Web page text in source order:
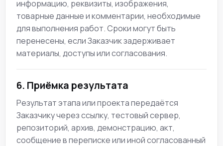
информацию, реквизиты, изображения,
товарные данные и комментарии, необходимые
для выполнения работ. Сроки могут быть
перенесены, если Заказчик задерживает
материалы, доступы или согласования.
6. Приёмка результата
Результат этапа или проекта передаётся
Заказчику через ссылку, тестовый сервер,
репозиторий, архив, демонстрацию, акт,
сообщение в переписке или иной согласованный